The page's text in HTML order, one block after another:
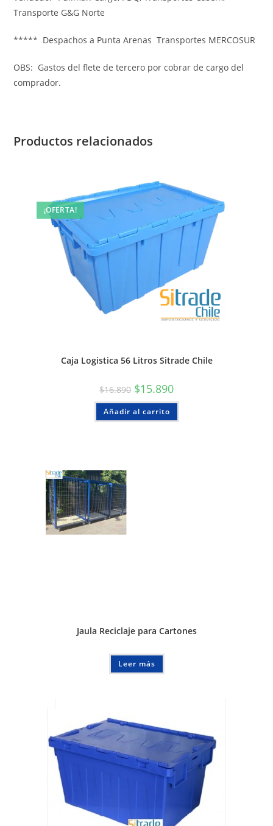
Transporte G&G Norte
***** Despachos a Punta Arenas Transportes MERCOSUR
OBS: Gastos del flete de tercero por cobrar de cargo del
comprador.
Productos relacionados
¡OFERTA!
Caja Logistica 56 Litros Sitrade Chile
$16.890 $15.890
Añadir al carrito
Jaula Reciclaje para Cartones
Leer más